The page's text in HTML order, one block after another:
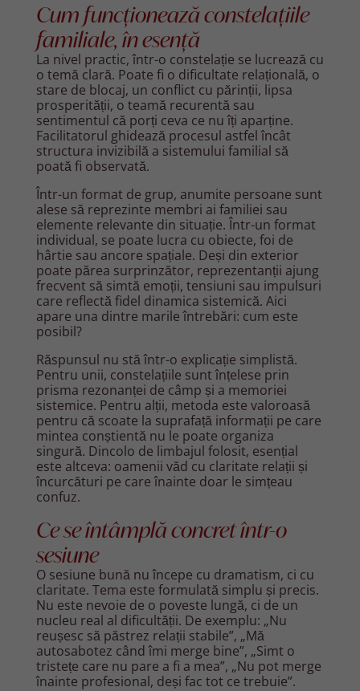
Cum funcționează constelațiile
familiale, în esență
La nivel practic, într-o constelație se lucrează cu
o temă clară. Poate fi o dificultate relațională, o
stare de blocaj, un conflict cu părinții, lipsa
prosperității, o teamă recurentă sau
sentimentul că porți ceva ce nu îți aparține.
Facilitatorul ghidează procesul astfel încât
structura invizibilă a sistemului familial să
poată fi observată.
Într-un format de grup, anumite persoane sunt
alese să reprezinte membri ai familiei sau
elemente relevante din situație. Într-un format
individual, se poate lucra cu obiecte, foi de
hârtie sau ancore spațiale. Deși din exterior
poate părea surprinzător, reprezentanții ajung
frecvent să simtă emoții, tensiuni sau impulsuri
care reflectă fidel dinamica sistemică. Aici
apare una dintre marile întrebări: cum este
posibil?
Răspunsul nu stă într-o explicație simplistă.
Pentru unii, constelațiile sunt înțelese prin
prisma rezonanței de câmp și a memoriei
sistemice. Pentru alții, metoda este valoroasă
pentru că scoate la suprafață informații pe care
mintea conștientă nu le poate organiza
singură. Dincolo de limbajul folosit, esențial
este altceva: oamenii văd cu claritate relații și
încurcături pe care înainte doar le simțeau
confuz.
Ce se întâmplă concret într-o
sesiune
O sesiune bună nu începe cu dramatism, ci cu
claritate. Tema este formulată simplu și precis.
Nu este nevoie de o poveste lungă, ci de un
nucleu real al dificultății. De exemplu: „Nu
reușesc să păstrez relații stabile”, „Mă
autosabotez când îmi merge bine”, „Simt o
tristețe care nu pare a fi a mea”, „Nu pot merge
înainte profesional, deși fac tot ce trebuie”.